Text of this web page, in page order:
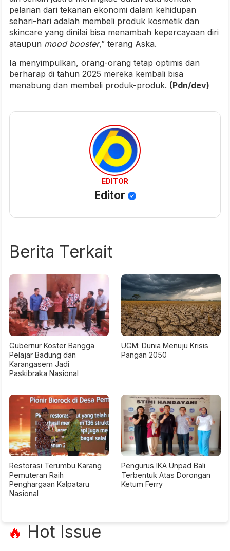
pelarian dari tekanan ekonomi dalam kehidupan
sehari-hari adalah membeli produk kosmetik dan
skincare yang dinilai bisa menambah kepercayaan diri
ataupun mood booster,” terang Aska.
Ia menyimpulkan, orang-orang tetap optimis dan
berharap di tahun 2025 mereka kembali bisa
menabung dan membeli produk-produk. (Pdn/dev)
EDITOR
Editor
Berita Terkait
Gubernur Koster Bangga
Pelajar Badung dan
Karangasem Jadi
Paskibraka Nasional
UGM: Dunia Menuju Krisis
Pangan 2050
Restorasi Terumbu Karang
Pemuteran Raih
Penghargaan Kalpataru
Nasional
Pengurus IKA Unpad Bali
Terbentuk Atas Dorongan
Ketum Ferry
🔥 Hot Issue